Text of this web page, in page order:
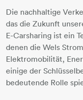
Die nachhaltige
das die Zukunft
E-Carsharing ist ein
denen die Wels
Elektromobilität,
einige der
bedeutende Rolle